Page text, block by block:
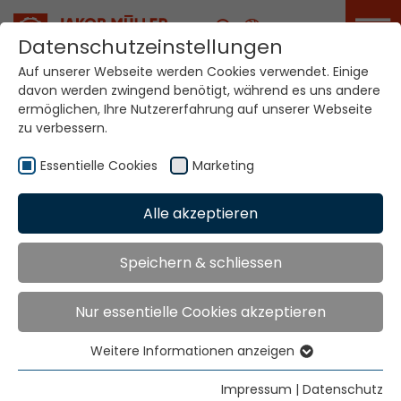
Karriere
NFME
NARROW FABRIC
WEAVING SYSTEMS
NFME
Latest electronically controlled needle weaving loom
Datenschutzeinstellungen
Auf unserer Webseite werden Cookies verwendet. Einige
davon werden zwingend benötigt, während es uns andere
ermöglichen, Ihre Nutzererfahrung auf unserer Webseite
zu verbessern.
Essentielle Cookies Marketing
Alle akzeptieren
Speichern & schliessen
Nur essentielle Cookies akzeptieren
Essentielle Cookies
Essentielle Cookies werden für grundlegende
Weitere Informationen anzeigen
Impressum | Datenschutz